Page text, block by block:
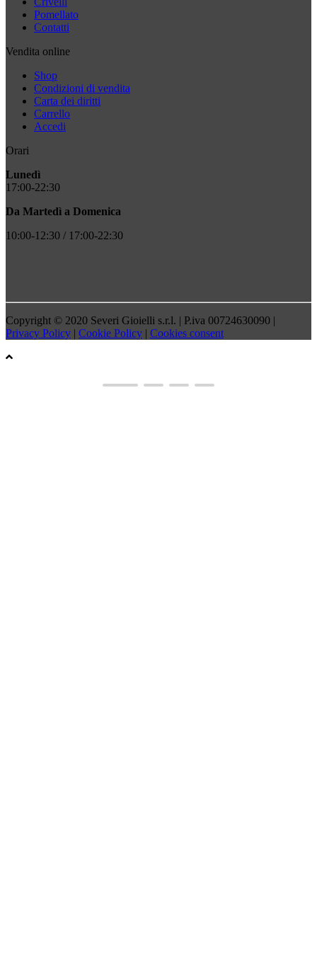
Pomellato
Contatti
Vendita online
Shop
Condizioni di vendita
Carta dei diritti
Carrello
Accedi
Orari
Lunedì
17:00-22:30
Da Martedì a Domenica
10:00-12:30 / 17:00-22:30
Copyright © 2020 Severi Gioielli s.r.l. | P.iva 00724630090 |
Privacy Policy | Cookie Policy | Cookies consent